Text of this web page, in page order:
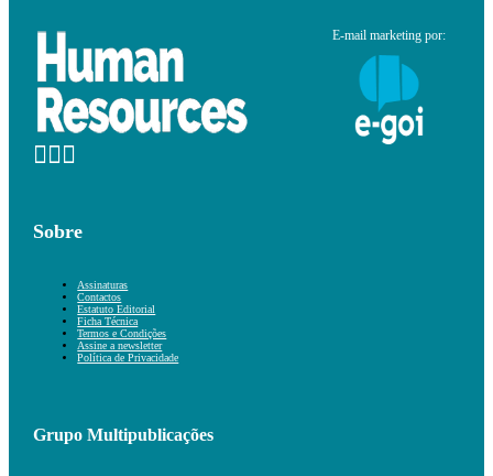
E-mail marketing por:
Sobre
Assinaturas
Contactos
Estatuto Editorial
Ficha Técnica
Termos e Condições
Assine a newsletter
Política de Privacidade
Grupo Multipublicações